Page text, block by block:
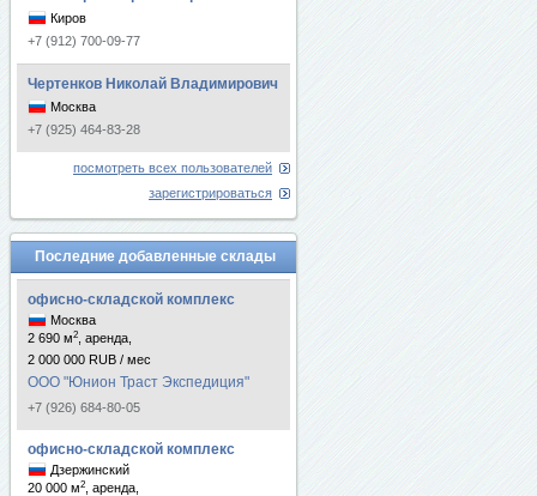
Киров
+7 (912) 700-09-77
Чертенков Николай Владимирович
Москва
+7 (925) 464-83-28
посмотреть всех пользователей
зарегистрироваться
Последние добавленные склады
офисно-складской комплекс
Москва
2 690 м2
, аренда,
2 000 000 RUB / мес
ООО "Юнион Траст Экспедиция"
+7 (926) 684-80-05
офисно-складской комплекс
Дзержинский
20 000 м2
, аренда,